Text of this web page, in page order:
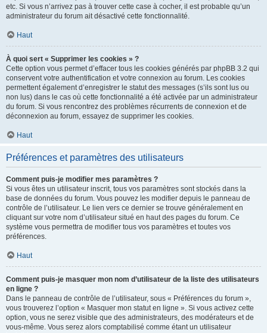
etc. Si vous n’arrivez pas à trouver cette case à cocher, il est probable qu’un
administrateur du forum ait désactivé cette fonctionnalité.
Haut
À quoi sert « Supprimer les cookies » ?
Cette option vous permet d’effacer tous les cookies générés par phpBB 3.2 qui
conservent votre authentification et votre connexion au forum. Les cookies
permettent également d’enregistrer le statut des messages (s’ils sont lus ou
non lus) dans le cas où cette fonctionnalité a été activée par un administrateur
du forum. Si vous rencontrez des problèmes récurrents de connexion et de
déconnexion au forum, essayez de supprimer les cookies.
Haut
Préférences et paramètres des utilisateurs
Comment puis-je modifier mes paramètres ?
Si vous êtes un utilisateur inscrit, tous vos paramètres sont stockés dans la
base de données du forum. Vous pouvez les modifier depuis le panneau de
contrôle de l’utilisateur. Le lien vers ce dernier se trouve généralement en
cliquant sur votre nom d’utilisateur situé en haut des pages du forum. Ce
système vous permettra de modifier tous vos paramètres et toutes vos
préférences.
Haut
Comment puis-je masquer mon nom d’utilisateur de la liste des utilisateurs
en ligne ?
Dans le panneau de contrôle de l’utilisateur, sous « Préférences du forum »,
vous trouverez l’option « Masquer mon statut en ligne ». Si vous activez cette
option, vous ne serez visible que des administrateurs, des modérateurs et de
vous-même. Vous serez alors comptabilisé comme étant un utilisateur